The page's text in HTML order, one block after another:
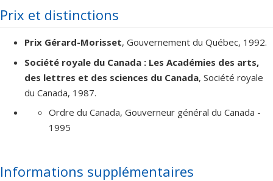
Cycle :Maîtrise
Diplôme obtenu :M. Sc.
Lien vers le document dans Papyrus
Prix et distinctions
Prix Gérard-Morisset, Gouvernement du Québec, 1992.
Société royale du Canada : Les Académies des arts,
des lettres et des sciences du Canada, Société royale
du Canada, 1987.
Ordre du Canada, Gouverneur général du Canada -
1995
Informations supplémentaires